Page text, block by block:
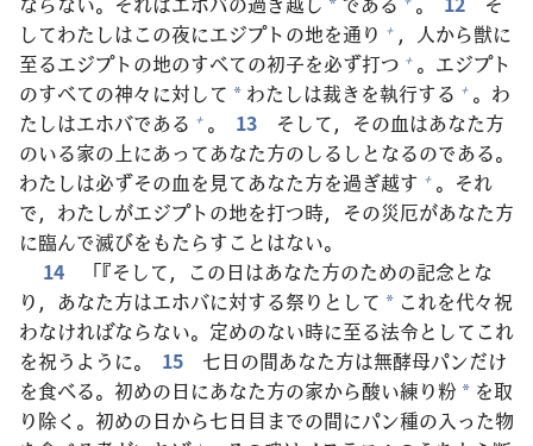
*
してわたしはこの夜にエジプトの地を通り + ， 人から獣に
至るエジプトの地のすべての初子を必ず打つ + 。エジプト
のすべての神々 に対して * わたしは裁きを執行する + 。わ
たしはエホバである + 。 13 そして，その血はあなた方
のいる家の 上にあってあなた方のしるしとなるのである。
わたしは必ずその血を 見てあなた方を過ぎ越す + 。それ
で，わたしがエジプトの地を打つ時，その災厄があなた方
に臨んで滅びをもたらすことはない。
14
「『そして，この日はあなた方のための記念とな
り，あなた方はエホバに対する祭りとして * これを代々祝
わなければならない。 定めのない時に至る法令としてこれ
を祝うように。 15 七日の間あなた方は無酵母パンだけ
を食べる。 初めの日にあなた方の家から酸い練り粉 * を取
り除く。 初めの日から七日目までの間にパン種の入った物